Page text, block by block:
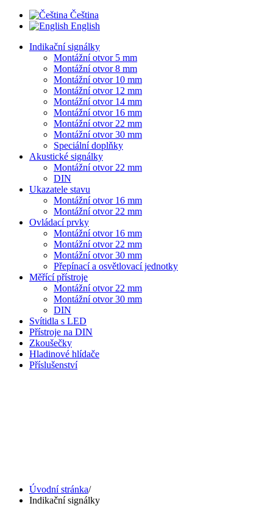
Čeština
English
Indikační signálky
Montážní otvor 5 mm
Montážní otvor 8 mm
Montážní otvor 10 mm
Montážní otvor 12 mm
Montážní otvor 14 mm
Montážní otvor 16 mm
Montážní otvor 22 mm
Montážní otvor 30 mm
Speciální doplňky
Akustické signálky
Montážní otvor 22 mm
DIN
Ukazatele stavu
Montážní otvor 16 mm
Montážní otvor 22 mm
Ovládací prvky
Montážní otvor 16 mm
Montážní otvor 22 mm
Montážní otvor 30 mm
Přepínací a osvětlovací jednotky
Měřící přístroje
Montážní otvor 22 mm
Montážní otvor 30 mm
DIN
Svítidla s LED
Přístroje na DIN
Zkoušečky
Hladinové hlídače
Příslušenství
Úvodní stránka/
Indikační signálky